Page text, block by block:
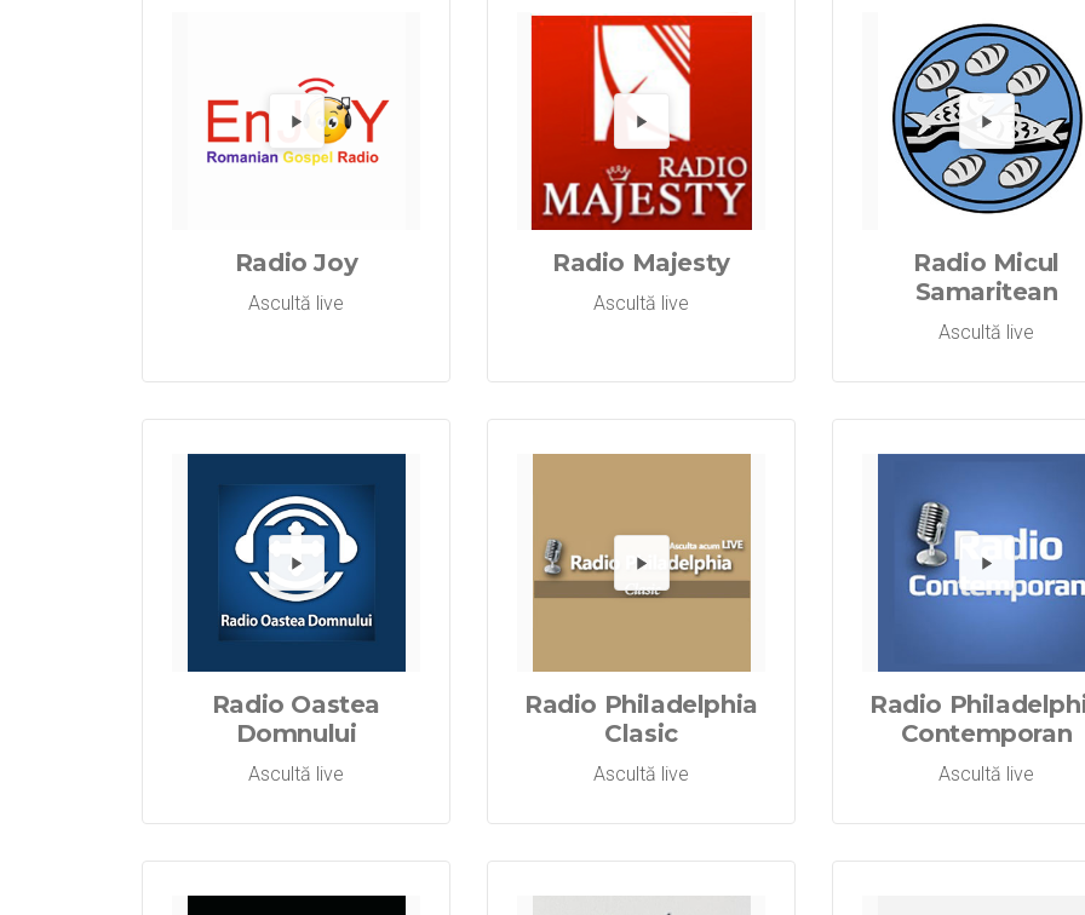
Redă Radio Joy
Radio Joy
Ascultă live
Redă
Radio Majesty
Ascultă live
Radio Micul
Samaritean
Ascultă live
Redă Radio
Radio Oastea
Domnului
Ascultă live
Redă
Radio Philadelphia
Clasic
Ascultă live
Radio
Contemporan
Ascultă live